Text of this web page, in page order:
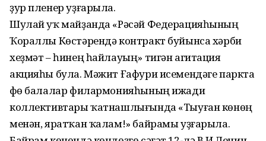
ҙур пленер уҙғарыла.
Шулай уҡ майҙанда «Рәсәй Федерацияһының
Ҡораллы Көстәрендә контракт буйынса хәрби
хеҙмәт – һинең һайлауың» тигән агитация
акцияһы була. Мәжит Ғафури исемендәге паркта
Өфө балалар филармонияһының ижади
коллективтары ҡатнашлығында «Тыуған көнөң
менән, яратҡан ҡалам!» байрамы уҙғарыла.